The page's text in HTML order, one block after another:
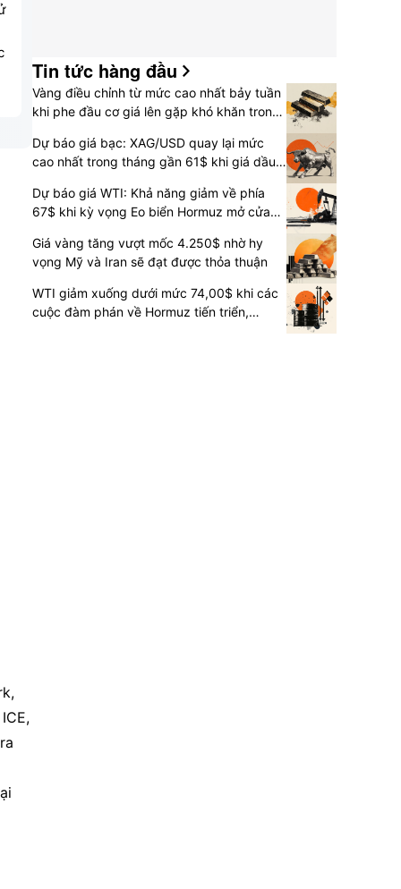
Tin tức hàng đầu
Vàng điều chỉnh từ mức cao nhất bảy tuần
khi phe đầu cơ giá lên gặp khó khăn trong
Dự báo giá bạc: XAG/USD quay lại mức
cao nhất trong tháng gần 61$ khi giá dầu
Dự báo giá WTI: Khả năng giảm về phía
67$ khi kỳ vọng Eo biển Hormuz mở cửa
Giá vàng tăng vượt mốc 4.250$ nhờ hy
vọng Mỹ và Iran sẽ đạt được thỏa thuận
WTI giảm xuống dưới mức 74,00$ khi các
cuộc đàm phán về Hormuz tiến triển,